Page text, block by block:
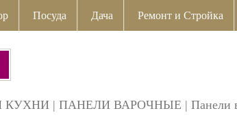
Посуда Дача Ремонт и Стройка
КУХНИ |ПАНЕЛИ ВАРОЧНЫЕ |Панели